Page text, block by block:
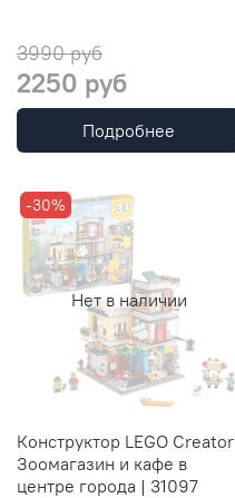
3990 руб
2250 руб
Подробнее
Нет в наличии
-30%
Конструктор LEGO Creator
Зоомагазин и кафе в
центре города | 31097